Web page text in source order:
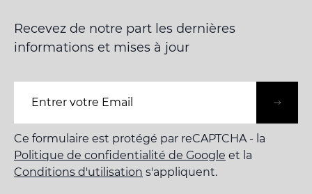
Recevez de notre part les dernières
informations et mises à jour
Ce formulaire est protégé par reCAPTCHA - la
Politique de confidentialité de Google et la
Conditions d'utilisation s'appliquent.